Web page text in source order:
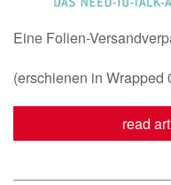
Eine Folien-
(erschienen in Wrapped
read